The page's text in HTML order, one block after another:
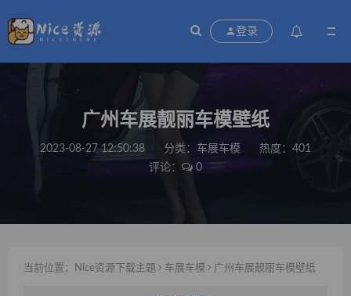
登录
广州车展靓丽车模壁纸
2023-08-27 12:50:38 分类： 车展车模
热度：401
评论：
0
当前位置： Nice资源下载主题 车展车模 广州车展靓丽车模壁纸